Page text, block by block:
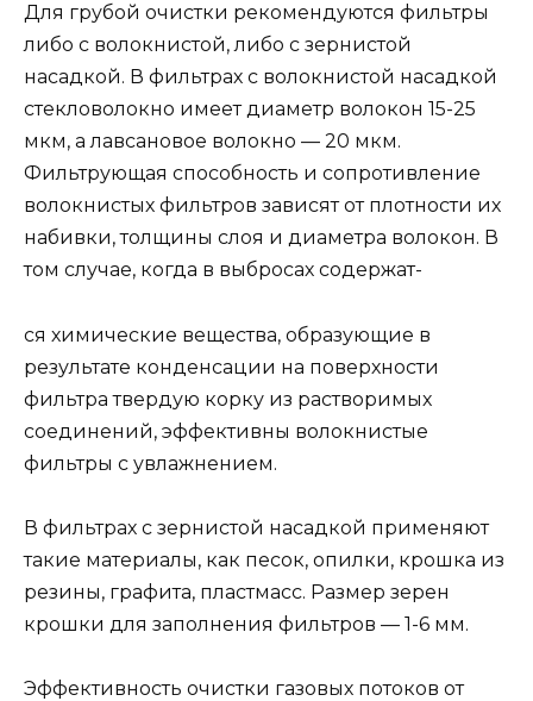
Для грубой очистки рекомендуются фильтры
либо с волокнистой, либо с зернистой
насадкой. В фильтрах с волокнистой насадкой
стекловолокно имеет диаметр волокон 15-25
мкм, а лавсановое волокно — 20 мкм.
Фильтрующая способность и сопротивление
волокнистых фильтров зависят от плотности их
набивки, толщины слоя и диаметра волокон. В
том случае, когда в выбросах содержат-
ся химические вещества, образующие в
результате конденсации на поверхности
фильтра твердую корку из растворимых
соединений, эффективны волокнистые
фильтры с увлажнением.
В фильтрах с зернистой насадкой применяют
такие материалы, как песок, опилки, крошка из
резины, графита, пластмасс. Размер зерен
крошки для заполнения фильтров — 1-6 мм.
Эффективность очистки газовых потоков от